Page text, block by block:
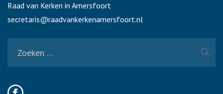
Raad van Kerken in Amersfoort
secretaris@raadvankerkenamersfoort.nl